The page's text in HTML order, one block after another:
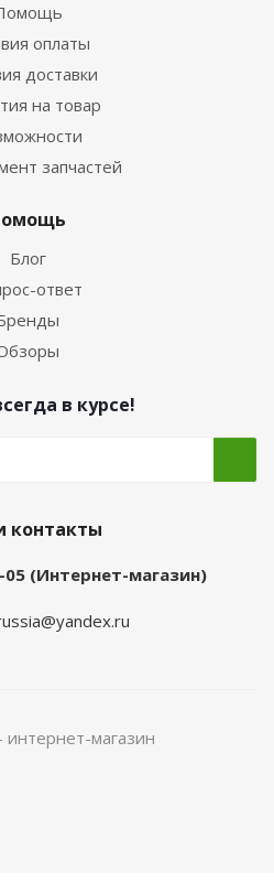
оплаты
доставки
на товар
запчастей
Блог
ответ
в курсе!
контакты
05 (Интернет-магазин)
магазин